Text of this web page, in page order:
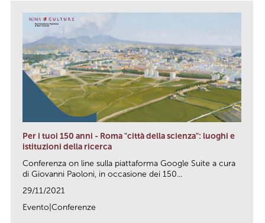
Per i tuoi 150 anni - Roma "città della scienza": luoghi e
istituzioni della ricerca
Conferenza on line sulla piattaforma Google Suite a cura
di Giovanni Paoloni, in occasione dei 150...
29/11/2021
Evento|Conferenze